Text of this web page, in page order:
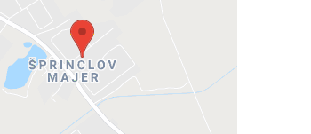
Prajete si načítať externý obsah?
Povoliť tentokrát
a zapamätať - súhlas s druhom
cookie: Funkčné